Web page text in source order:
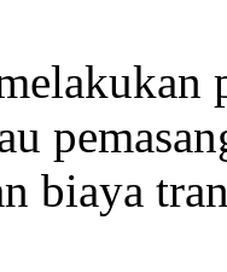
biaya